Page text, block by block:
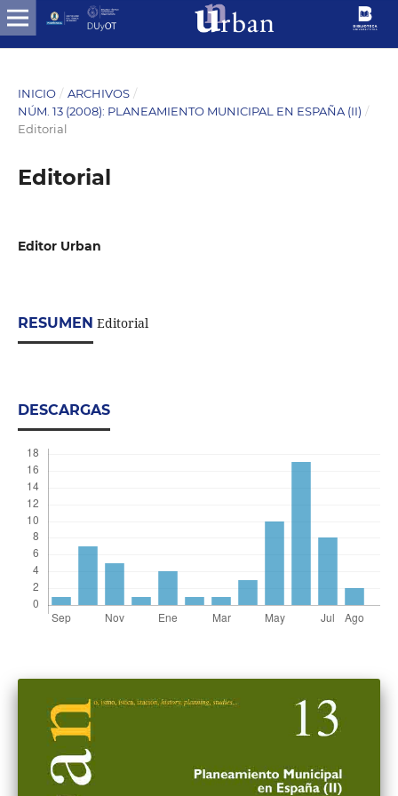
INICIO / ARCHIVOS /
NÚM. 13 (2008): PLANEAMIENTO MUNICIPAL EN ESPAÑA (II) /
Editorial
Editorial
Editor Urban
RESUMEN Editorial
DESCARGAS